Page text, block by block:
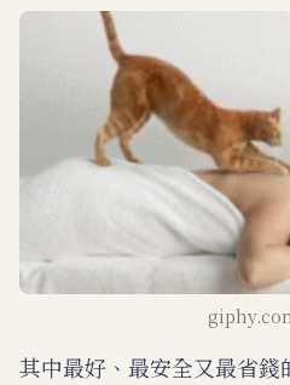
其中最好、最安全又最省錢